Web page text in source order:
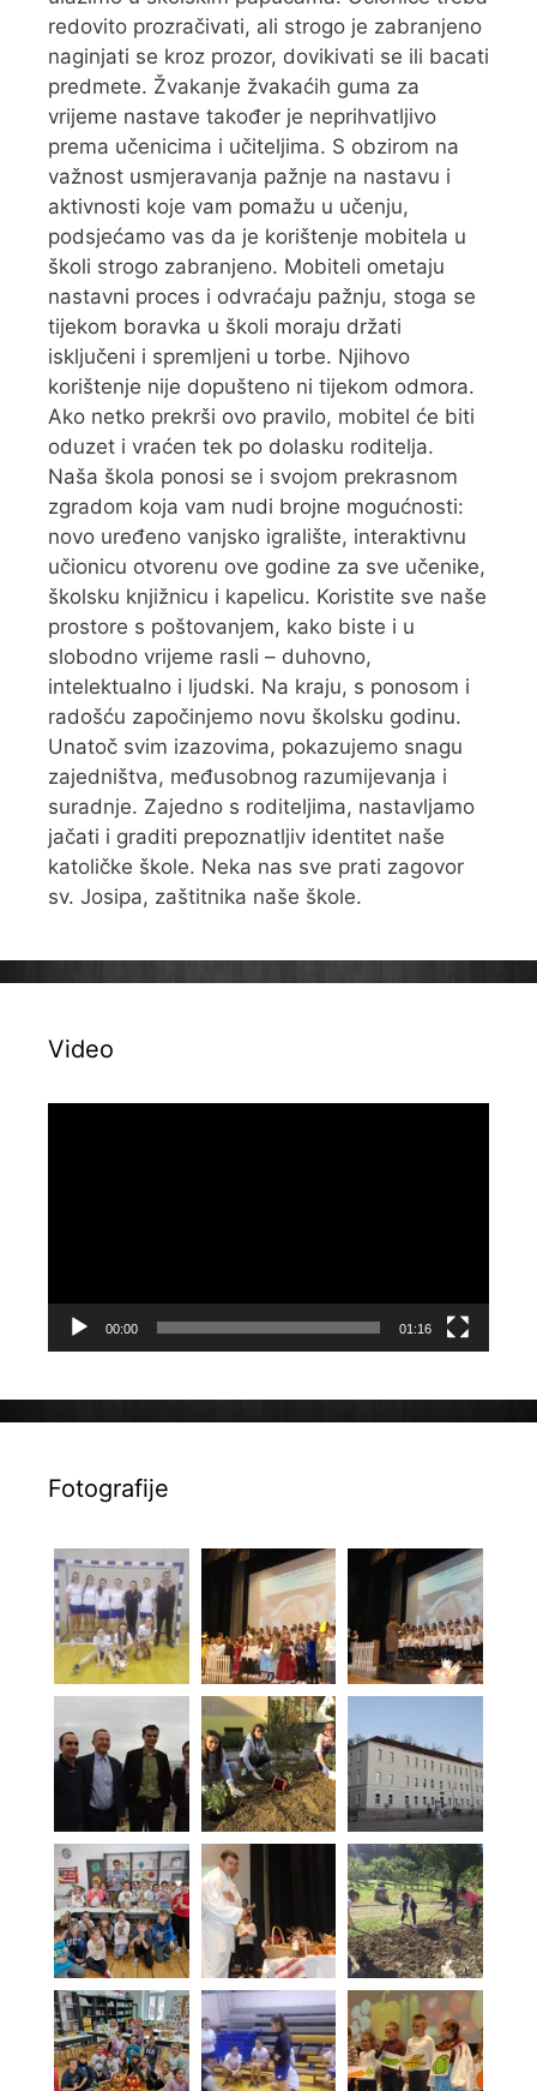
redovito prozračivati, ali strogo je zabranjeno
naginjati se kroz prozor, dovikivati se ili bacati
predmete. Žvakanje žvakaćih guma za
vrijeme nastave također je neprihvatljivo
prema učenicima i učiteljima. S obzirom na
važnost usmjeravanja pažnje na nastavu i
aktivnosti koje vam pomažu u učenju,
podsjećamo vas da je korištenje mobitela u
školi strogo zabranjeno. Mobiteli ometaju
nastavni proces i odvraćaju pažnju, stoga se
tijekom boravka u školi moraju držati
isključeni i spremljeni u torbe. Njihovo
korištenje nije dopušteno ni tijekom odmora.
Ako netko prekrši ovo pravilo, mobitel će biti
oduzet i vraćen tek po dolasku roditelja.
Naša škola ponosi se i svojom prekrasnom
zgradom koja vam nudi brojne mogućnosti:
novo uređeno vanjsko igralište, interaktivnu
učionicu otvorenu ove godine za sve učenike,
školsku knjižnicu i kapelicu. Koristite sve naše
prostore s poštovanjem, kako biste i u
slobodno vrijeme rasli – duhovno,
intelektualno i ljudski. Na kraju, s ponosom i
radošću započinjemo novu školsku godinu.
Unatoč svim izazovima, pokazujemo snagu
zajedništva, međusobnog razumijevanja i
suradnje. Zajedno s roditeljima, nastavljamo
jačati i graditi prepoznatljiv identitet naše
katoličke škole. Neka nas sve prati zagovor
sv. Josipa, zaštitnika naše škole.
Video
00:00 01:16
Fotografije